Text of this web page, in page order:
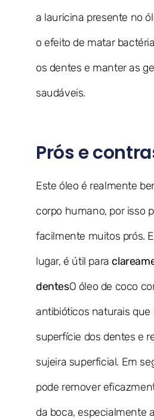
a lauricina presente no
o efeito de matar
os dentes e manter as
saudáveis.
Prós e
Este óleo é realmente
corpo humano, por isso
facilmente muitos prós.
lugar, é útil para
dentesO óleo de coco
antibióticos naturais que
superfície dos dentes e
sujeira superficial. Em
pode remover
da boca, especialmente